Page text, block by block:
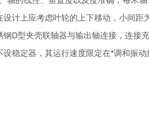
设计上应考虑叶轮的上下移动，小间距
D型夹壳联轴器与输出轴连接，连接充
稳定器，其运行速度限定在*调和振